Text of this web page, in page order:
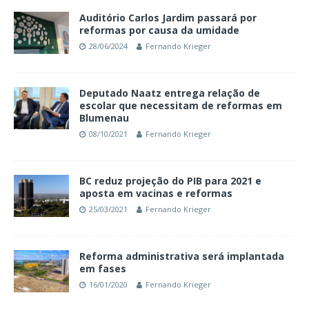
Auditório Carlos Jardim passará por
reformas por causa da umidade
28/06/2024 Fernando Krieger
Deputado Naatz entrega relação de
escolar que necessitam de reformas em
Blumenau
08/10/2021 Fernando Krieger
BC reduz projeção do PIB para 2021 e
aposta em vacinas e reformas
25/03/2021 Fernando Krieger
Reforma administrativa será implantada
em fases
16/01/2020 Fernando Krieger